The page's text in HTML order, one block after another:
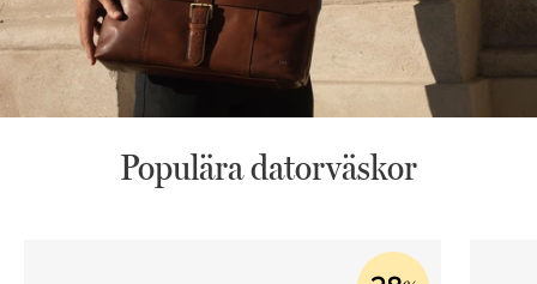
Populära datorväskor